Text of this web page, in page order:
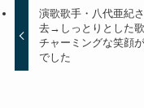
演歌歌手・八代亜紀
去→しっとりとした
チャーミングな笑顔
でした